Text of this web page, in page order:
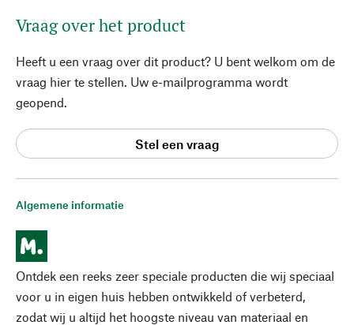
Algemene informatie
Ontdek een reeks zeer speciale producten die wij speciaal
voor u in eigen huis hebben ontwikkeld of verbeterd,
zodat wij u altijd het hoogste niveau van materiaal en
Vraag over het product
Heeft u een vraag over dit product? U bent welkom om de
vraag hier te stellen. Uw e-mailprogramma wordt
geopend.
Stel een vraag